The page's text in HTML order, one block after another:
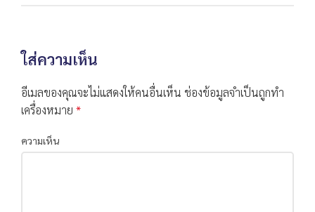
ใส่ความเห็น
อีเมลของคุณจะไม่แสดงให้คนอื่นเห็น ช่องข้อมูลจำเป็นถูกทำ
เครื่องหมาย *
ความเห็น